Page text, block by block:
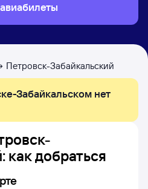
Петровск-Забайкальский
Забайкальском нет
: как добраться